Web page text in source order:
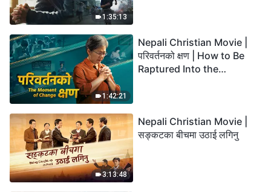
1:35:13
1:42:21
Nepali Christian Movie |
परिवर्तनको क्षण | How to Be
Raptured Into the
3:13:48
Nepali Christian Movie |
सङ्कटका बीचमा उठाई लगिनु